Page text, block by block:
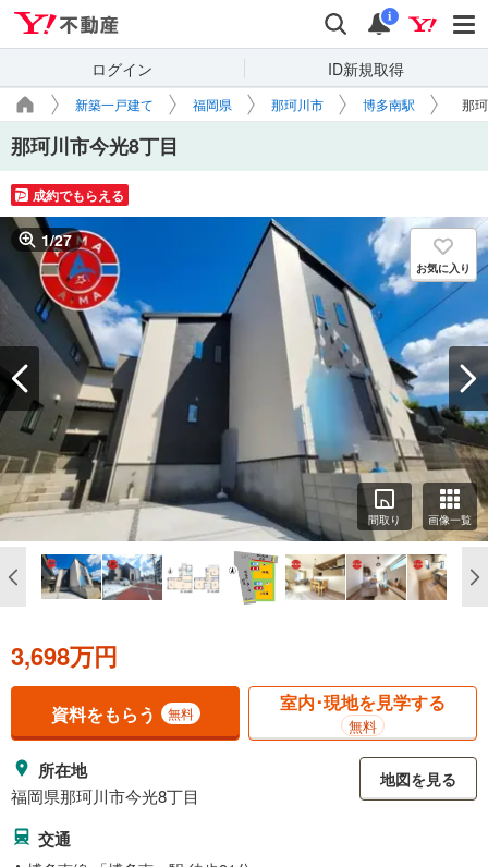
検索 通知
i
ログイン ID新規取得
新築一戸建て 福岡県 那珂川市 博多南駅 那
那珂川市今光8丁目
成約でもらえる
1/27
お気に入り
間取り 画像一覧
3,698万円
資料をもらう 無料 室内･現地を見学する
無料
所在地
福岡県那珂川市今光8丁目
地図を見る
交通